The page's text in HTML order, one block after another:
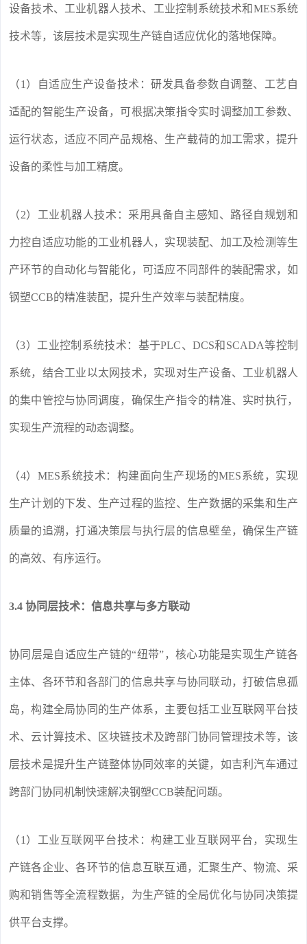
设备技术、工业机器人技术、工业控制系统技术和MES系统
技术等，该层技术是实现生产链自适应优化的落地保障。
（1）自适应生产设备技术：研发具备参数自调整、工艺自
适配的智能生产设备，可根据决策指令实时调整加工参数、
运行状态，适应不同产品规格、生产载荷的加工需求，提升
设备的柔性与加工精度。
（2）工业机器人技术：采用具备自主感知、路径自规划和
力控自适应功能的工业机器人，实现装配、加工及检测等生
产环节的自动化与智能化，可适应不同部件的装配需求，如
钢塑CCB的精准装配，提升生产效率与装配精度。
（3）工业控制系统技术：基于PLC、DCS和SCADA等控制
系统，结合工业以太网技术，实现对生产设备、工业机器人
的集中管控与协同调度，确保生产指令的精准、实时执行，
实现生产流程的动态调整。
（4）MES系统技术：构建面向生产现场的MES系统，实现
生产计划的下发、生产过程的监控、生产数据的采集和生产
质量的追溯，打通决策层与执行层的信息壁垒，确保生产链
的高效、有序运行。
3.4 协同层技术：信息共享与多方联动
协同层是自适应生产链的“纽带”，核心功能是实现生产链各
主体、各环节和各部门的信息共享与协同联动，打破信息孤
岛，构建全局协同的生产体系，主要包括工业互联网平台技
术、云计算技术、区块链技术及跨部门协同管理技术等，该
层技术是提升生产链整体协同效率的关键，如吉利汽车通过
跨部门协同机制快速解决钢塑CCB装配问题。
（1）工业互联网平台技术：构建工业互联网平台，实现生
产链各企业、各环节的信息互联互通，汇聚生产、物流、采
购和销售等全流程数据，为生产链的全局优化与协同决策提
供平台支撑。